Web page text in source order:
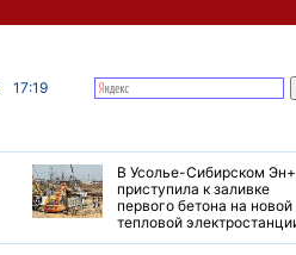
17:19
В Усолье-Сибирском Эн+
приступила к заливке
первого бетона на новой
тепловой